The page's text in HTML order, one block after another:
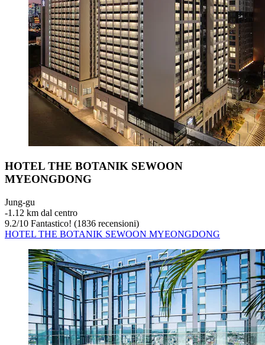
HOTEL THE BOTANIK SEWOON
MYEONGDONG
Jung-gu
‐1.12 km dal centro
9.2/10 Fantastico! (1836 recensioni)
HOTEL THE BOTANIK SEWOON MYEONGDONG